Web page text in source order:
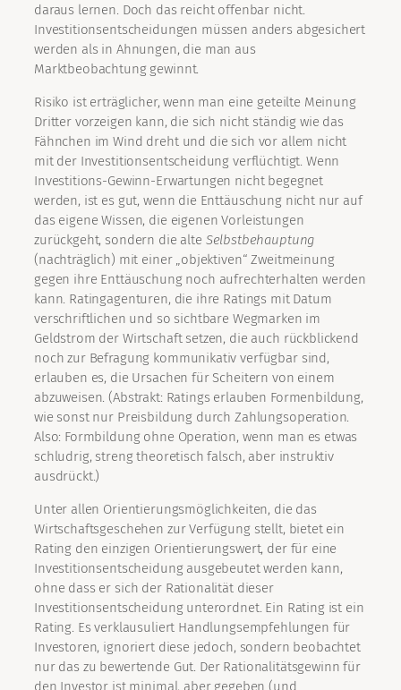
daraus lernen. Doch das reicht offenbar nicht.
Investitionsentscheidungen müssen anders abgesichert
werden als in Ahnungen, die man aus
Marktbeobachtung gewinnt.
Risiko ist erträglicher, wenn man eine geteilte Meinung
Dritter vorzeigen kann, die sich nicht ständig wie das
Fähnchen im Wind dreht und die sich vor allem nicht
mit der Investitionsentscheidung verflüchtigt. Wenn
Investitions-Gewinn-Erwartungen nicht begegnet
werden, ist es gut, wenn die Enttäuschung nicht nur auf
das eigene Wissen, die eigenen Vorleistungen
zurückgeht, sondern die alte Selbstbehauptung
(nachträglich) mit einer „objektiven“ Zweitmeinung
gegen ihre Enttäuschung noch aufrechterhalten werden
kann. Ratingagenturen, die ihre Ratings mit Datum
verschriftlichen und so sichtbare Wegmarken im
Geldstrom der Wirtschaft setzen, die auch rückblickend
noch zur Befragung kommunikativ verfügbar sind,
erlauben es, die Ursachen für Scheitern von einem
abzuweisen. (Abstrakt: Ratings erlauben Formenbildung,
wie sonst nur Preisbildung durch Zahlungsoperation.
Also: Formbildung ohne Operation, wenn man es etwas
schludrig, streng theoretisch falsch, aber instruktiv
ausdrückt.)
Unter allen Orientierungsmöglichkeiten, die das
Wirtschaftsgeschehen zur Verfügung stellt, bietet ein
Rating den einzigen Orientierungswert, der für eine
Investitionsentscheidung ausgebeutet werden kann,
ohne dass er sich der Rationalität dieser
Investitionsentscheidung unterordnet. Ein Rating ist ein
Rating. Es verklausuliert Handlungsempfehlungen für
Investoren, ignoriert diese jedoch, sondern beobachtet
nur das zu bewertende Gut. Der Rationalitätsgewinn für
den Investor ist minimal, aber gegeben (und